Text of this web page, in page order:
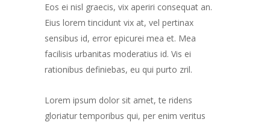
Eos ei nisl graecis, vix aperiri consequat an.
Eius lorem tincidunt vix at, vel pertinax
sensibus id, error epicurei mea et. Mea
facilisis urbanitas moderatius id. Vis ei
rationibus definiebas, eu qui purto zril.
Lorem ipsum dolor sit amet, te ridens
gloriatur temporibus qui, per enim veritus